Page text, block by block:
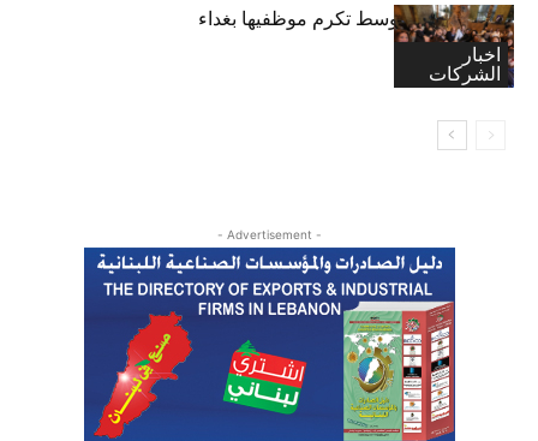
اخبار
الشركات
اكسا الشرق الاوسط تكرم موظفيها بغداء
احتفالا بالاعياد
- Advertisement -